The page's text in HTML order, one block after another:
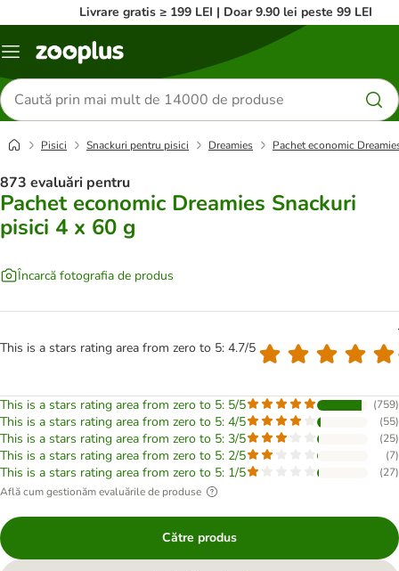
Livrare gratis ≥ 199 LEI | Doar 9.90 lei peste 99 LEI
Categorii
Căutare
produse
Pisici Snackuri pentru pisici Dreamies Pachet economic
873 evaluări pentru
Pachet economic Dreamies Snackuri
pisici 4 x 60 g
Încarcă fotografia de produs
This is a stars rating area from zero to 5: 4.7/5
This is a stars rating area from zero to 5: 5/5 (759)
This is a stars rating area from zero to 5: 4/5 (55)
This is a stars rating area from zero to 5: 3/5 (25)
This is a stars rating area from zero to 5: 2/5 (7)
This is a stars rating area from zero to 5: 1/5 (27)
Află cum gestionăm evaluările de produse
Către produs